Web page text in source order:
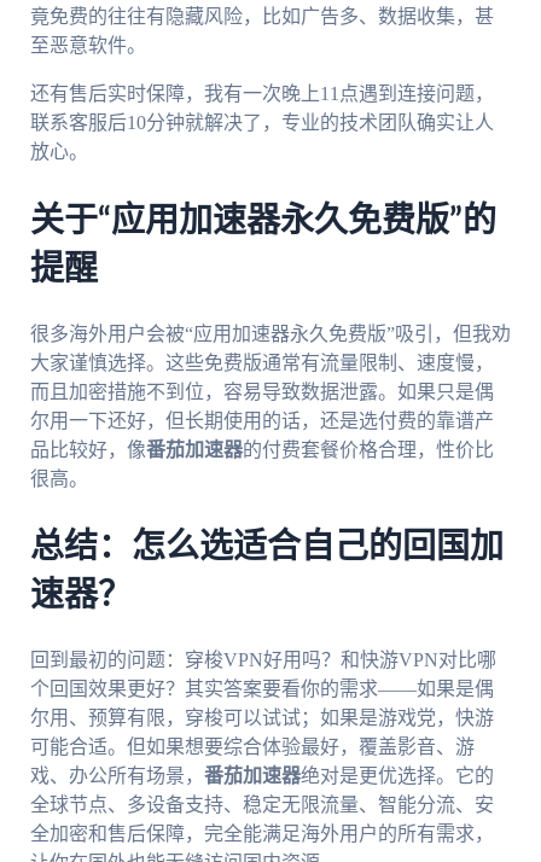
竟免费的往往有隐藏风险，比如广告多、数据收集，甚
至恶意软件。
还有售后实时保障，我有一次晚上11点遇到连接问题，
联系客服后10分钟就解决了，专业的技术团队确实让人
放心。
关于“应用加速器永久免费版”的
提醒
很多海外用户会被“应用加速器永久免费版”吸引，但我劝
大家谨慎选择。这些免费版通常有流量限制、速度慢，
而且加密措施不到位，容易导致数据泄露。如果只是偶
尔用一下还好，但长期使用的话，还是选付费的靠谱产
品比较好，像番茄加速器的付费套餐价格合理，性价比
很高。
总结：怎么选适合自己的回国加
速器？
回到最初的问题：穿梭VPN好用吗？和快游VPN对比哪
个回国效果更好？其实答案要看你的需求——如果是偶
尔用、预算有限，穿梭可以试试；如果是游戏党，快游
可能合适。但如果想要综合体验最好，覆盖影音、游
戏、办公所有场景， 番茄加速器绝对是更优选择。它的
全球节点、多设备支持、稳定无限流量、智能分流、安
全加密和售后保障，完全能满足海外用户的所有需求，